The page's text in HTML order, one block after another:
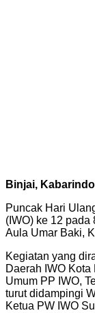
Binjai,
Puncak Hari
(IWO) ke 12
Aula Umar Baki,
Kegiatan yang
Daerah IWO
Umum PP IWO,
turut didampingi
Ketua PW IWO